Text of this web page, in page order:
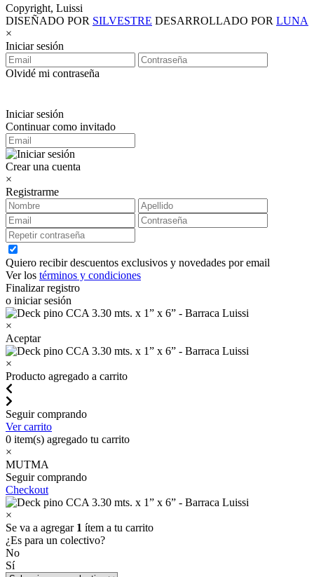
Copyright, Luissi
DISEÑADO POR SILVESTRE DESARROLLADO POR LUNA
×
Iniciar sesión
Olvidé mi contraseña
Iniciar sesión
Continuar como invitado
Crear una cuenta
×
Registrarme
Quiero recibir descuentos exclusivos y novedades por email
Ver los términos y condiciones
Finalizar registro
o iniciar sesión
×
Aceptar
×
Producto agregado a carrito
Seguir comprando
Ver carrito
0 item(s) agregado tu carrito
×
MUTMA
Seguir comprando
Checkout
×
Se va a agregar 1 ítem a tu carrito
¿Es para un colectivo?
No
Sí